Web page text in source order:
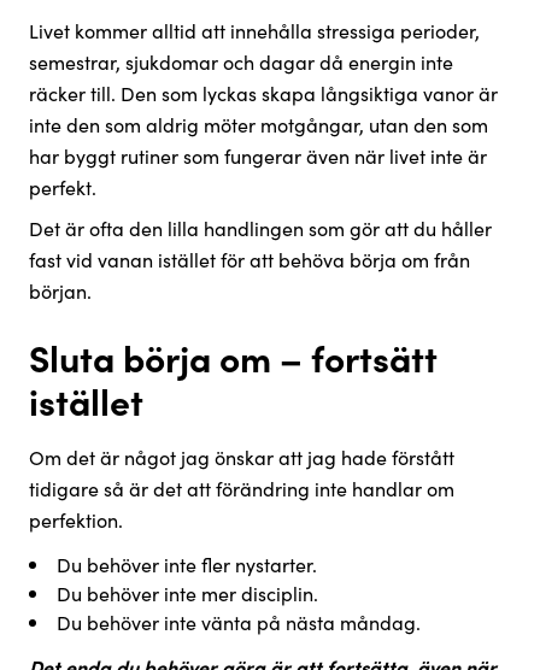
Livet kommer alltid att innehålla stressiga perioder,
semestrar, sjukdomar och dagar då energin inte
räcker till. Den som lyckas skapa långsiktiga vanor är
inte den som aldrig möter motgångar, utan den som
har byggt rutiner som fungerar även när livet inte är
perfekt.
Det är ofta den lilla handlingen som gör att du håller
fast vid vanan istället för att behöva börja om från
början.
Sluta börja om – fortsätt
istället
Om det är något jag önskar att jag hade förstått
tidigare så är det att förändring inte handlar om
perfektion.
Du behöver inte fler nystarter.
Du behöver inte mer disciplin.
Du behöver inte vänta på nästa måndag.